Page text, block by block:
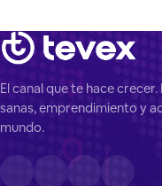
El canal que te hace
sanas, emprendimiento y
mundo.